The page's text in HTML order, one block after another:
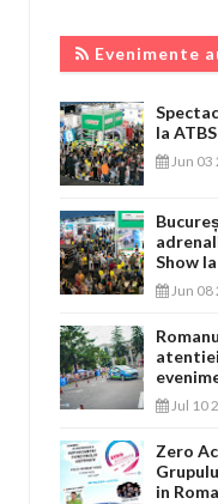
Evenimente
la
Jun 03
Show
Jun 08
Jul 10
Zero
in